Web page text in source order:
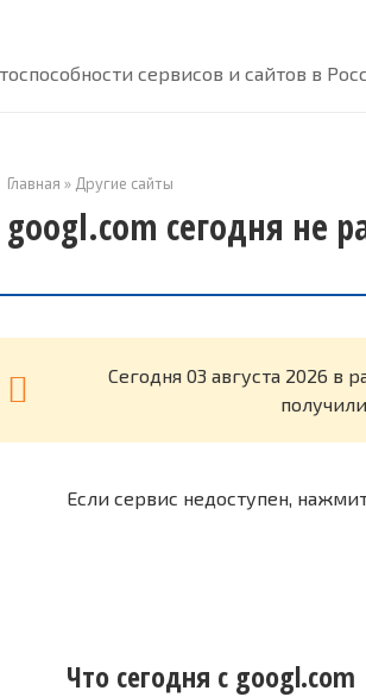
сервисов и сайтов в
Главная » Другие сайты
googl.com сегодня не
Cегодня 03 августа 2026
Если сервис недоступен,
Что сегодня с googl.com